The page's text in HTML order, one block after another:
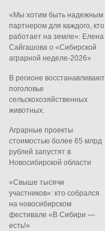
«Мы хотим быть надежным
партнером для каждого, кто
работает на земле»: Елена
Сайгашова о «Сибирской
аграрной неделе-2026»
В регионе восстанавливают
поголовье
сельскохозяйственных
животных.
Аграрные проекты
стоимостью более 65 млрд
рублей запустят в
Новосибирской области
«Свыше тысячи
участников»: кто собрался
на новосибирском
фестивале «В Сибири —
есть!»